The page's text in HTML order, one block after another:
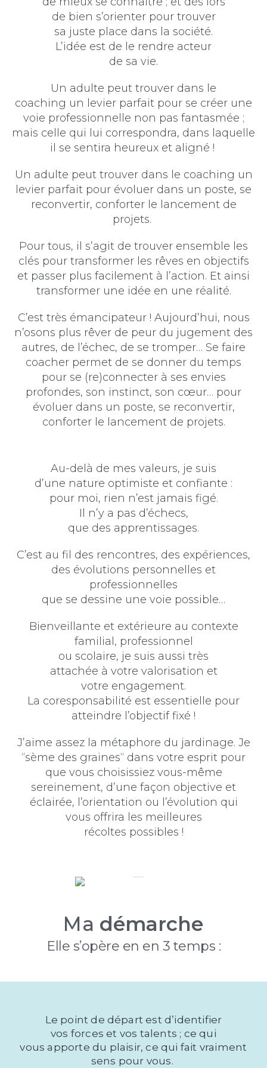
de bien s’orienter pour trouver
sa juste place dans la société.
L’idée est de le rendre acteur
de sa vie.
Un adulte peut trouver dans le
coaching un levier parfait pour se créer une
voie professionnelle non pas fantasmée ;
mais celle qui lui correspondra, dans laquelle
il se sentira heureux et aligné !
Un adulte peut trouver dans le coaching un
levier parfait pour évoluer dans un poste, se
reconvertir, conforter le lancement de
projets.
Pour tous, il s’agit de trouver ensemble les
clés pour transformer les rêves en objectifs
et passer plus facilement à l’action. Et ainsi
transformer une idée en une réalité.
C’est très émancipateur ! Aujourd’hui, nous
n’osons plus rêver de peur du jugement des
autres, de l’échec, de se tromper… Se faire
coacher permet de se donner du temps
pour se (re)connecter à ses envies
profondes, son instinct, son cœur… pour
évoluer dans un poste, se reconvertir,
conforter le lancement de projets.
Au-delà de mes valeurs, je suis
d’une nature optimiste et confiante :
pour moi, rien n’est jamais figé.
Il n’y a pas d’échecs,
que des apprentissages.
C’est au fil des rencontres, des expériences,
des évolutions personnelles et
professionnelles
que se dessine une voie possible…
Bienveillante et extérieure au contexte
familial, professionnel
ou scolaire, je suis aussi très
attachée à votre valorisation et
votre engagement.
La coresponsabilité est essentielle pour
atteindre l’objectif fixé !
J’aime assez la métaphore du jardinage. Je
“sème des graines“ dans votre esprit pour
que vous choisissiez vous-même
sereinement, d’une façon objective et
éclairée, l’orientation ou l’évolution qui
vous offrira les meilleures
récoltes possibles !
Ma démarche
Elle s’opère en en 3 temps :
Le point de départ est d’identifier
vos forces et vos talents ; ce qui
vous apporte du plaisir, ce qui fait vraiment
sens pour vous.